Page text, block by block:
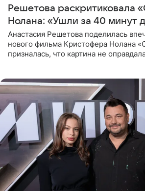
Решетова раскритиковала
Нолана: «Ушли за 40 минут
Анастасия Решетова поделилась
нового фильма Кристофера Нолана
призналась, что картина не